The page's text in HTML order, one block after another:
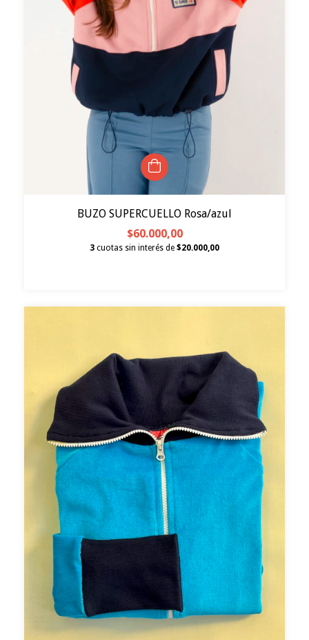
BUZO SUPERCUELLO Rosa/azul
$60.000,00
3 cuotas sin interés de $20.000,00